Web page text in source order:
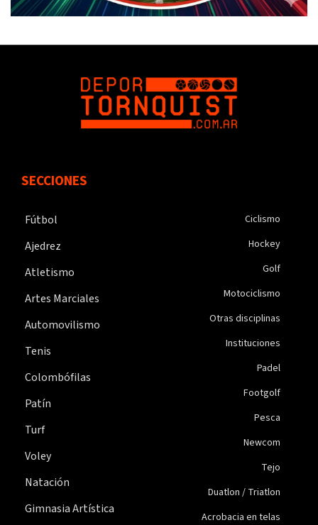
SECCIONES
Fútbol
Ajedrez
Atletismo
Artes Marciales
Automovilismo
Tenis
Colombófilas
Patín
Turf
Voley
Natación
Gimnasia Artística
Ciclismo
Hockey
Golf
Motociclismo
Otras disciplinas
Instituciones
Padel
Footgolf
Pesca
Newcom
Tejo
Duatlon / Triatlon
Acrobacia en telas